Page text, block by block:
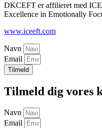
DKCEFT er affilieret med
Excellence in Emotionally
www.iceeft.com
Navn
Email
Tilmeld
Tilmeld dig vores
Navn
Email